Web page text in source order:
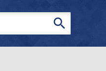
search